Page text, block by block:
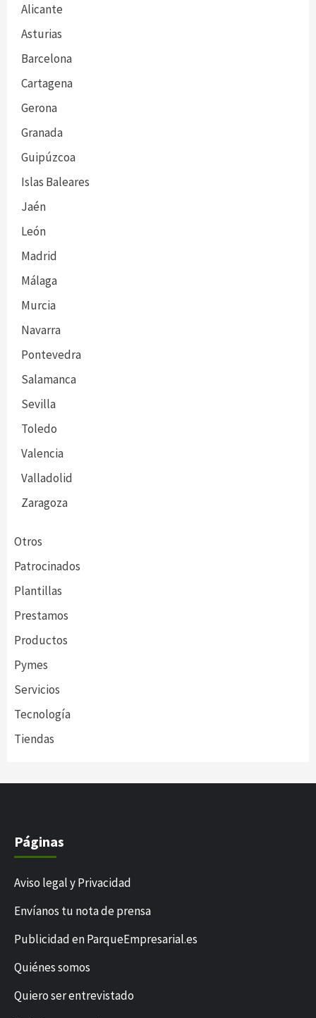
Alicante
Asturias
Barcelona
Cartagena
Gerona
Granada
Guipúzcoa
Islas Baleares
Jaén
León
Madrid
Málaga
Murcia
Navarra
Pontevedra
Salamanca
Sevilla
Toledo
Valencia
Valladolid
Zaragoza
Otros
Patrocinados
Plantillas
Prestamos
Productos
Pymes
Servicios
Tecnología
Tiendas
Páginas
Aviso legal y Privacidad
Envíanos tu nota de prensa
Publicidad en ParqueEmpresarial.es
Quiénes somos
Quiero ser entrevistado